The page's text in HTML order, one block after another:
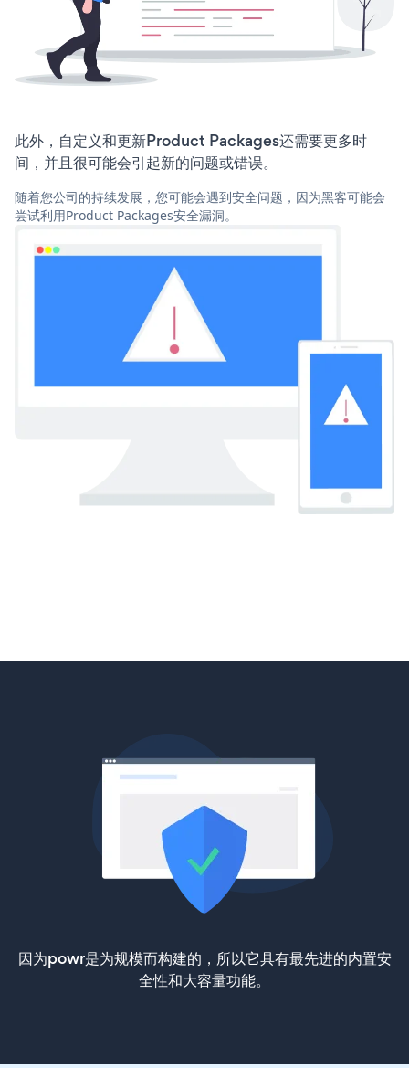
此外，自定义和更新Product Packages还需要更多时
间，并且很可能会引起新的问题或错误。
随着您公司的持续发展，您可能会遇到安全问题，因为黑客可能会
尝试利用Product Packages安全漏洞。
因为powr是为规模而构建的，所以它具有最先进的内置安
全性和大容量功能。